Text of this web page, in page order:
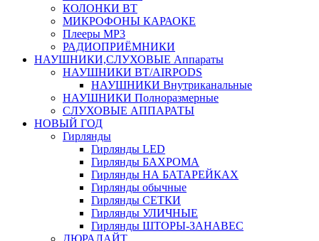
КОЛОНКИ BT
МИКРОФОНЫ КАРАОКЕ
Плееры MP3
РАДИОПРИЁМНИКИ
НАУШНИКИ,СЛУХОВЫЕ Аппараты
НАУШНИКИ BT/AIRPODS
НАУШНИКИ Внутриканальные
НАУШНИКИ Полноразмерные
СЛУХОВЫЕ АППАРАТЫ
НОВЫЙ ГОД
Гирлянды
Гирлянды LED
Гирлянды БАХРОМА
Гирлянды НА БАТАРЕЙКАХ
Гирлянды обычные
Гирлянды СЕТКИ
Гирлянды УЛИЧНЫЕ
Гирлянды ШТОРЫ-ЗАНАВЕС
ДЮРАЛАЙТ